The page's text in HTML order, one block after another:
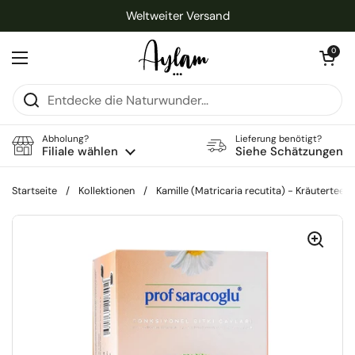
Weltweiter Versand
Menü öffnen
Warenkorb
0
Abholung?
Filiale wählen
Lieferung benötigt?
Siehe Schätzungen
Startseite / Kollektionen / Kamille (Matricaria recutita) -